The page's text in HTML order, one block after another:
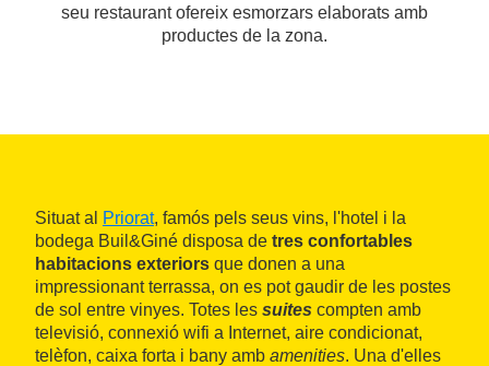
seu restaurant ofereix esmorzars elaborats amb
productes de la zona.
Situat al Priorat, famós pels seus vins, l'hotel i la
bodega Buil&Giné disposa de tres confortables
habitacions exteriors que donen a una
impressionant terrassa, on es pot gaudir de les postes
de sol entre vinyes. Totes les suites compten amb
televisió, connexió wifi a Internet, aire condicionat,
telèfon, caixa forta i bany amb amenities. Una d'elles